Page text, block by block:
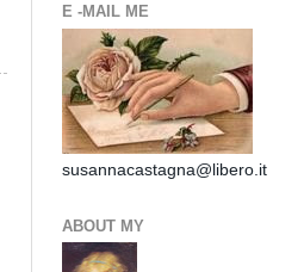
E -MAIL ME
susannacastagna@libero.it
ABOUT MY